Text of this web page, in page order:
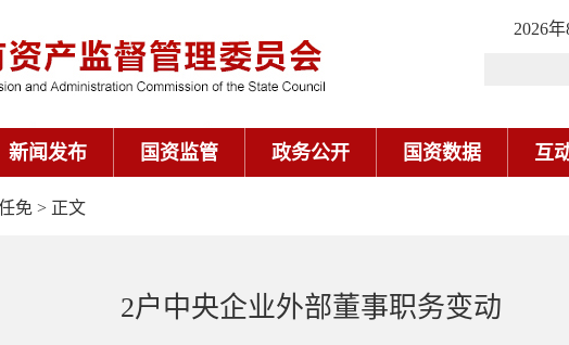
2026
新闻发布 国资监管 政务公开 国资数据 互
免 > 正文
2户中央企业外部董事职务变动